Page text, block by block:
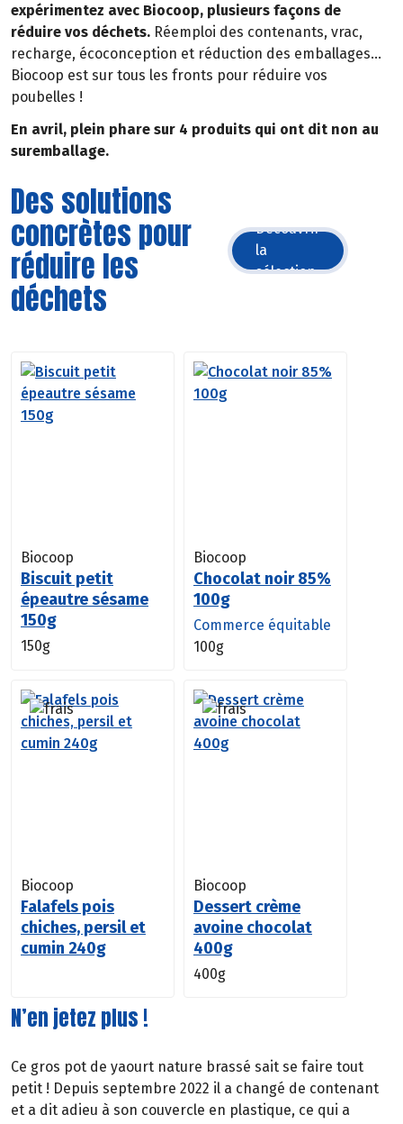
expérimentez avec Biocoop, plusieurs façons de
réduire vos déchets. Réemploi des contenants, vrac,
recharge, écoconception et réduction des emballages…
Biocoop est sur tous les fronts pour réduire vos
poubelles !
En avril, plein phare sur 4 produits qui ont dit non au
suremballage.
Des solutions
concrètes pour
réduire les
déchets
Découvrir
la
sélection
Biocoop
Biscuit petit
épeautre sésame
150g
150g
Biocoop
Chocolat noir 85%
100g
Commerce équitable
100g
Biocoop
Falafels pois
chiches, persil et
cumin 240g
Biocoop
Dessert crème
avoine chocolat
400g
400g
N’en jetez plus !
Ce gros pot de yaourt nature brassé sait se faire tout
petit ! Depuis septembre 2022 il a changé de contenant
et a dit adieu à son couvercle en plastique, ce qui a